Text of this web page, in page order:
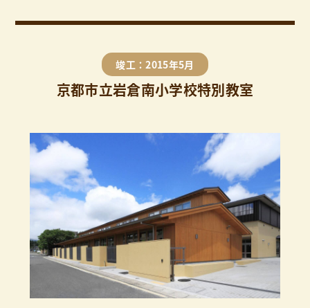
竣工：2015年5月
京都市立岩倉南小学校特別教室